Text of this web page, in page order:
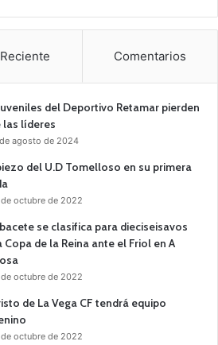
Reciente Comentarios
del Deportivo Retamar pierden
las líderes
agosto de 2024
del U.D Tomelloso en su primera
octubre de 2022
se clasifica para dieciseisavos
Copa de la Reina ante el Friol en A
octubre de 2022
de La Vega CF tendrá equipo
octubre de 2022